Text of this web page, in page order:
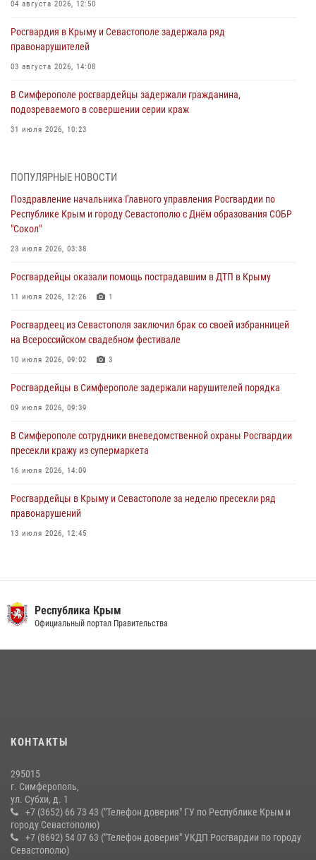
04 августа 2026, 12:50
Росгвардия в Крыму и Севастополе задержала ряд
правонарушителей
03 августа 2026, 14:08
В Симферополе росгвардейцы задержали гражданина,
подозреваемого в совершении серии краж
31 июля 2026, 10:23
объекте в Севастополе
Росгвардейцы Севастополя пресекли противоправные действия на
охраняемом объекте
29 июля 2026, 12:34
Росгвардейцы Крыма и Севастополя отметили День Крещения Руси
28 июля 2026, 14:18
В Симферополе сотрудники Росгвардии задержали подозреваемого
в краже из гипермаркета
24 июля 2026, 12:21
ПОПУЛЯРНЫЕ НОВОСТИ
Поздравление начальника Главного управления Росгвардии по
Республике Крым и городу Севастополю с Днём образования СОБР
"Сокол"
23 июля 2026, 03:38
Росгвардейцы оказали помощь пострадавшим в ДТП в Крыму
11 июля 2026, 12:26 1
Росгвардеец из Севастополя заключил брак со своей избранницей
на Всероссийском свадебном фестивале
10 июля 2026, 09:02 3
Росгвардейцы в Симферополе задержали нарушителей порядка
09 июля 2026, 09:39
В Симферополе сотрудники вневедомственной охраны Росгвардии
пресекли кражу из супермаркета
16 июля 2026, 14:09
Росгвардейцы в Крыму и Севастополе за неделю пресекли ряд
правонарушений
13 июля 2026, 12:45
21 июля 2026, 13:18
Росгвардия в Крыму и Севастополе задержала ряд
правонарушителей
Республика Крым
Официальный портал Правительства
КОНТАКТЫ
295015
г. Симферополь,
ул. Субхи, д. 1
+7 (3652) 66 73 43 ("Телефон доверия" ГУ по Республике Крым и
городу Севастополю)
+7 (8692) 54 07 63 ("Телефон доверия" УКДП Росгвардии по городу
Севастополю)